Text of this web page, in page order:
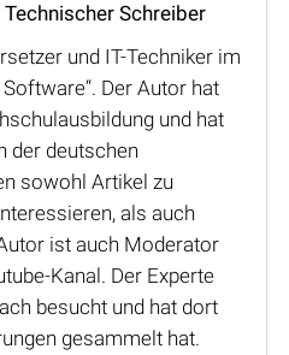
Technischer Schreiber
und IT-Techniker im
Der Autor hat
und hat
der deutschen
sowohl Artikel zu
als auch
ist auch Moderator
Kanal. Der Experte
besucht und hat dort
gesammelt hat.